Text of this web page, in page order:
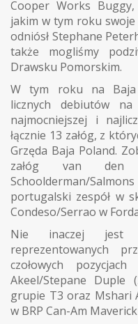
Cooper Works
jakim w tym roku
odniósł Stephane
także mogliśmy
Drawsku Pomorskim.
W tym roku na Baja
licznych debiutów
najmocniejszej i
łącznie 13 załóg, z
Grzęda Baja Poland.
załóg van den
Schoolderman/
portugalski zespół w
Condeso/Serrao w
Nie inaczej jest
reprezentowanych
czołowych
Akeel/Stepane
grupie T3 oraz Mshari
w BRP Can-Am